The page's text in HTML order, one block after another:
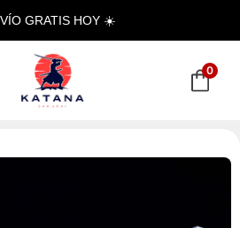
GRATIS HOY ☀️
0